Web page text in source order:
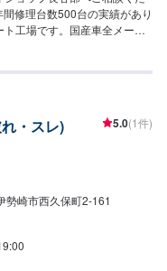
修理台数500台の実績があり
工場です。国産車全メーカ
・スレ) 5.0(1件)
勢崎市西久保町2-161